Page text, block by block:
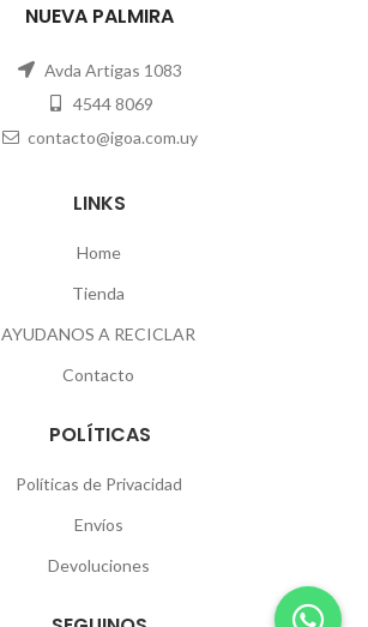
NUEVA PALMIRA
Avda Artigas 1083
4544 8069
contacto@igoa.com.uy
LINKS
Home
Tienda
AYUDANOS A RECICLAR
Contacto
POLÍTICAS
Políticas de Privacidad
Envíos
Devoluciones